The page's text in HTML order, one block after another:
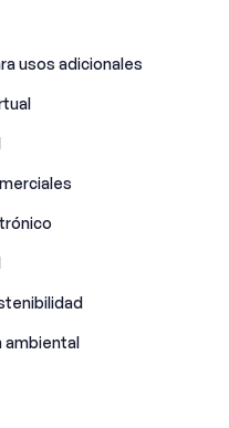
usos adicionales
ambiental